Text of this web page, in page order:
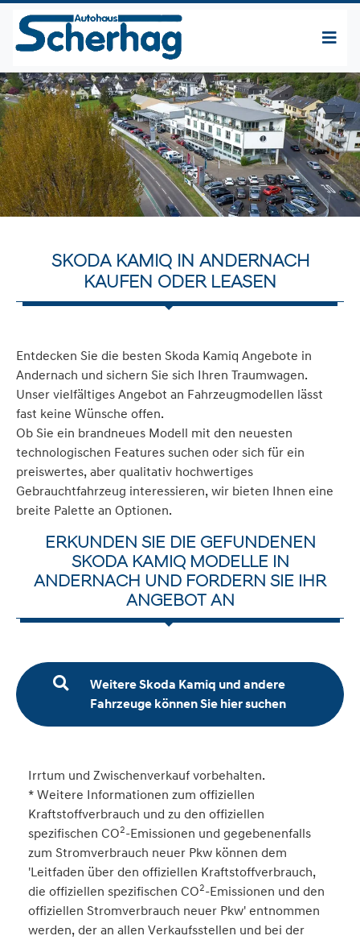
SKODA KAMIQ IN ANDERNACH
KAUFEN ODER LEASEN
Entdecken Sie die besten Skoda Kamiq Angebote in
Andernach und sichern Sie sich Ihren Traumwagen.
Unser vielfältiges Angebot an Fahrzeugmodellen lässt
fast keine Wünsche offen.
Ob Sie ein brandneues Modell mit den neuesten
technologischen Features suchen oder sich für ein
preiswertes, aber qualitativ hochwertiges
Gebrauchtfahrzeug interessieren, wir bieten Ihnen eine
breite Palette an Optionen.
ERKUNDEN SIE DIE GEFUNDENEN
SKODA KAMIQ MODELLE IN
ANDERNACH UND FORDERN SIE IHR
ANGEBOT AN
Weitere Skoda Kamiq und andere
Fahrzeuge können Sie hier suchen
Irrtum und Zwischenverkauf vorbehalten.
* Weitere Informationen zum offiziellen
Kraftstoffverbrauch und zu den offiziellen
spezifischen CO2-Emissionen und gegebenenfalls
zum Stromverbrauch neuer Pkw können dem
'Leitfaden über den offiziellen Kraftstoffverbrauch,
die offiziellen spezifischen CO2-Emissionen und den
offiziellen Stromverbrauch neuer Pkw' entnommen
werden, der an allen Verkaufsstellen und bei der